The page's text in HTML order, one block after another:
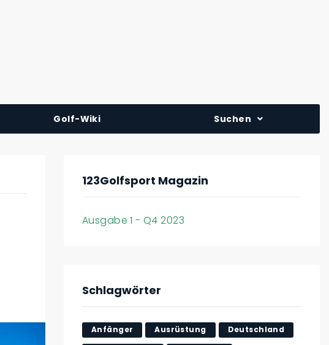
Golf-Wiki Suchen
123Golfsport Magazin
Ausgabe 1 - Q4 2023
Schlagwörter
Anfänger Ausrüstung Deutschland